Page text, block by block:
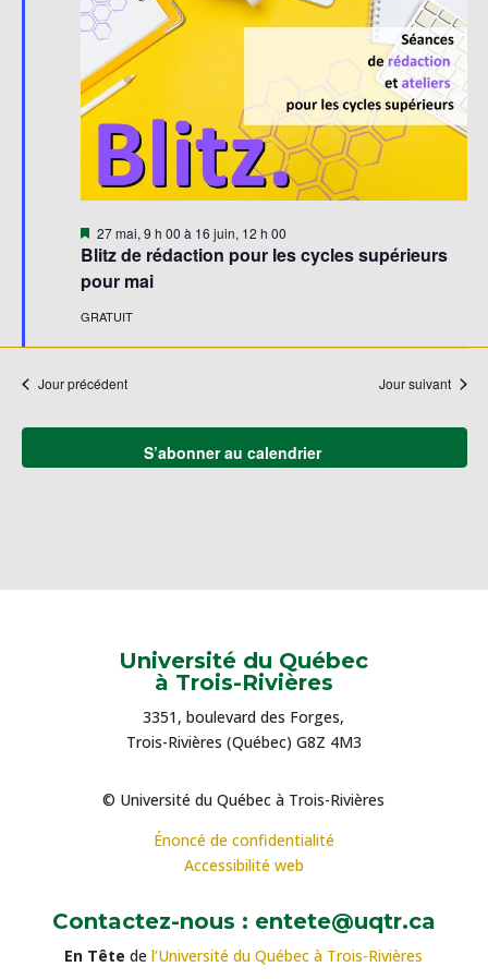
Blitz de rédaction pour les cycles supérieurs
pour mai
Mis
en
avant
27 mai, 9 h 00 à 16 juin, 12 h 00
GRATUIT
Jour précédent Jour suivant
S’abonner au calendrier
Université du Québec
à Trois-Rivières
3351, boulevard des Forges,
Trois-Rivières (Québec) G8Z 4M3
© Université du Québec à Trois-Rivières
Énoncé de confidentialité
Accessibilité web
Contactez-nous : entete@uqtr.ca
En Tête del’Université du Québec à Trois-Rivières